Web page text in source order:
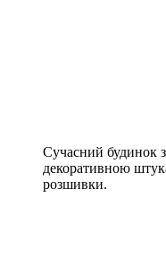
Сучасний будинок
декоративною
розшивки.